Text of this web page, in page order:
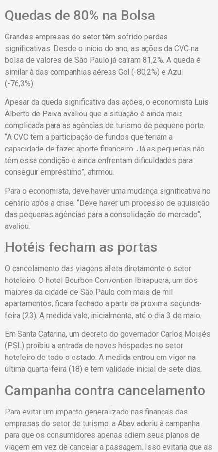
Quedas de 80% na Bolsa
Grandes empresas do setor têm sofrido perdas
significativas. Desde o início do ano, as ações da CVC na
bolsa de valores de São Paulo já caíram 81,2%. A queda é
similar à das companhias aéreas Gol (-80,2%) e Azul
(-76,3%).
Apesar da queda significativa das ações, o economista Luis
Alberto de Paiva avaliou que a situação é ainda mais
complicada para as agências de turismo de pequeno porte.
“A CVC tem a participação de fundos que teriam a
capacidade de fazer aporte financeiro. Já as pequenas não
têm essa condição e ainda enfrentam dificuldades para
conseguir empréstimo”, afirmou.
Para o economista, deve haver uma mudança significativa no
cenário após a crise. “Deve haver um processo de aquisição
das pequenas agências para a consolidação do mercado”,
avaliou.
Hotéis fecham as portas
O cancelamento das viagens afeta diretamente o setor
hoteleiro. O hotel Bourbon Convention Ibirapuera, um dos
maiores da cidade de São Paulo com mais de mil
apartamentos, ficará fechado a partir da próxima segunda-
feira (23). A medida vale, inicialmente, até o dia 3 de maio.
Em Santa Catarina, um decreto do governador Carlos Moisés
(PSL) proibiu a entrada de novos hóspedes no setor
hoteleiro de todo o estado. A medida entrou em vigor na
última quarta-feira (18) e tem validade inicial de sete dias.
Campanha contra cancelamento
Para evitar um impacto generalizado nas finanças das
empresas do setor de turismo, a Abav aderiu à campanha
para que os consumidores apenas adiem seus planos de
viagem em vez de cancelar a passagem. Isso evitaria que as